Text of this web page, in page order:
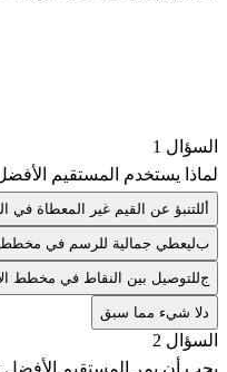
السؤال 1
لماذا يستخدم المستقيم الأفضل
أللتنبؤ عن القيم غير المعطاة في
بليعطي جمالية للرسم في مخطط
جللتوصيل بين النقاط في مخطط
د لا شيء مما سبق
السؤال 2
يجب أن يمر المستقيم الأفضل